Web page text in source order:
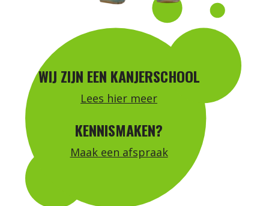
WIJ ZIJN EEN KANJERSCHOOL
Lees hier meer
KENNISMAKEN?
Maak een afspraak